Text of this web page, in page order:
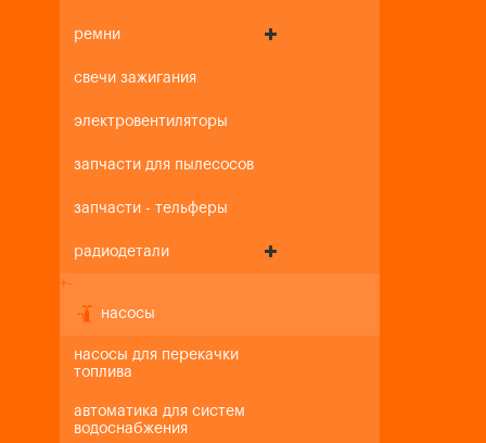
ремни
свечи зажигания
электровентиляторы
запчасти для пылесосов
запчасти - тельферы
радиодетали
+-
насосы
насосы для перекачки
топлива
автоматика для систем
водоснабжения